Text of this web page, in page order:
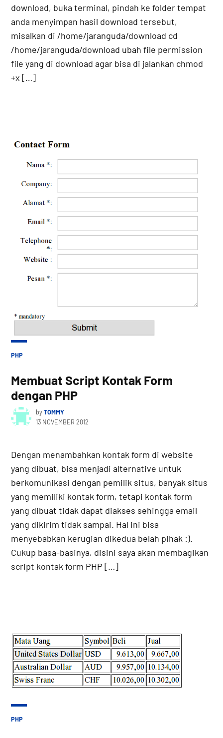
download, buka terminal, pindah ke folder tempat
anda menyimpan hasil download tersebut,
misalkan di /home/jaranguda/download cd
/home/jaranguda/download ubah file permission
file yang di download agar bisa di jalankan chmod
+x […]
POSTED
PHP
Membuat Script Kontak Form
dengan PHP
byTOMMY
13 NOVEMBER 2012
Dengan menambahkan kontak form di website
yang dibuat, bisa menjadi alternative untuk
berkomunikasi dengan pemilik situs, banyak situs
yang memiliki kontak form, tetapi kontak form
yang dibuat tidak dapat diakses sehingga email
yang dikirim tidak sampai. Hal ini bisa
menyebabkan kerugian dikedua belah pihak :).
Cukup basa-basinya, disini saya akan membagikan
script kontak form PHP […]
POSTED
PHP